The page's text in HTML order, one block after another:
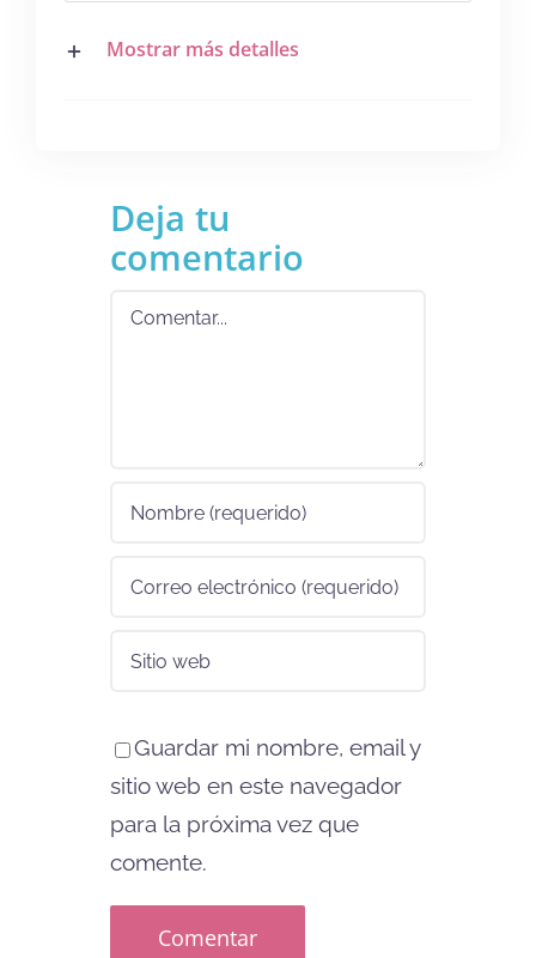
Mostrar más detalles
Deja tu
comentario
Comentar
Guardar mi nombre, email y
sitio web en este navegador
para la próxima vez que
comente.